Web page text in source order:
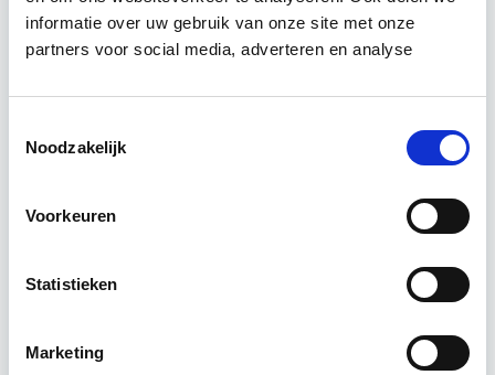
informatie over uw gebruik van onze site met onze
partners voor social media, adverteren en analyse
Noodzakelijk
Voorkeuren
Statistieken
Marketing
Tijdens deze opleiding leer je om integraal
vastgoedprojecten te realiseren en/of te
Eerstvolgende startdatum